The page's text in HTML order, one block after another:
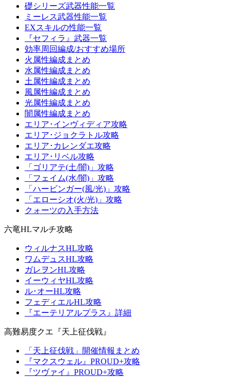
礎シリーズ武器性能一覧
ミーレス武器性能一覧
EXスキルの性能一覧
『セフィラ』武器一覧
効率周回編成/おすすめ場所
火属性編成まとめ
水属性編成まとめ
土属性編成まとめ
風属性編成まとめ
光属性編成まとめ
闇属性編成まとめ
エリア･インヴィディア攻略
エリア･ジョクラトル攻略
エリア･カレンダエ攻略
エリア･リベル攻略
「ゴリアテ(土/闇)」攻略
「フェイム(水/闇)」攻略
「ハービンガー(風/光)」攻略
「エローシオ(火/光)」攻略
クォーツの入手方法
六竜HLマルチ攻略
ウィルナスHL攻略
ワムデュスHL攻略
ガレヲンHL攻略
イーウィヤHL攻略
ル･オーHL攻略
フェディエルHL攻略
『エーテリアルプラス』詳細
高難易度クエ『天上征伐戦』
「天上征伐戦」開催情報まとめ
『マクスウェル』PROUD+攻略
『ツヴァイ』PROUD+攻略